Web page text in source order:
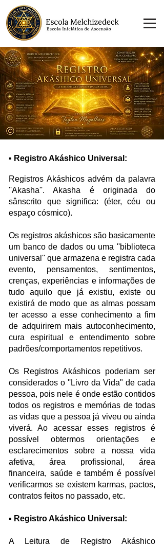
​▪ Registro Akáshico Universal:
Registros Akáshicos advém da palavra
''Akasha''. Akasha é originada do
sânscrito que significa: (éter, céu ou
espaço cósmico).
Os registros akáshicos são basicamente
um banco de dados ou uma ''biblioteca
universal'' que armazena e registra cada
evento, pensamentos, sentimentos,
crenças, experiências e informações de
tudo aquilo que já existiu, existe ou
existirá de modo que as almas possam
ter acesso a esse conhecimento a fim
de adquirirem mais autoconhecimento,
cura espiritual e entendimento sobre
padrões/comportamentos repetitivos.
Os Registros Akáshicos poderiam ser
considerados o ''Livro da Vida" de cada
pessoa, pois nele é onde estão contidos
todos os registros e memórias de todas
as vidas que a pessoa já viveu ou ainda
viverá. Ao acessar esses registros é
possível obtermos orientações e
esclarecimentos sobre a nossa vida
afetiva, área profissional, área
financeira, saúde e também é possível
verificarmos se existem karmas, pactos,
contratos feitos no passado, etc.
▪ Registro Akáshico Universal:
A Leitura de Registro Akáshico